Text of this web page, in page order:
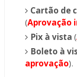
Cartão de
(Aprovação
Pix à vista (
Boleto à
aprovação).